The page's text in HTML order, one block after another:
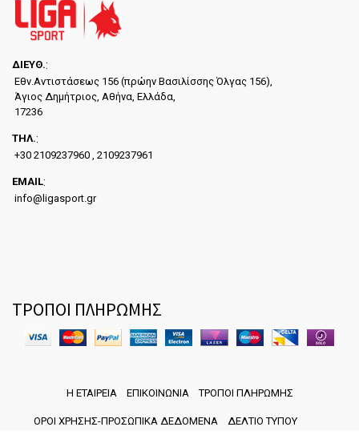
ΔΙΕYΘ.:
Εθν.Αντιστάσεως 156 (πρώην Βασιλίσσης Όλγας 156),
Άγιος Δημήτριος, Αθήνα, Ελλάδα,
17236
ΤΗΛ.:
+30 2109237960 , 2109237961
EMAIL:
info@ligasport.gr
ΤΡΟΠΟΙ ΠΛΗΡΩΜΗΣ
Η ΕΤΑΙΡΕΙΑ ΕΠΙΚΟΙΝΩΝΙΑ ΤΡΟΠΟΙ ΠΛΗΡΩΜΗΣ
ΟΡΟΙ ΧΡΗΣΗΣ-ΠΡΟΣΩΠΙΚΑ ΔΕΔΟΜΕΝΑ ΔΕΛΤΙΟ ΤΥΠΟΥ